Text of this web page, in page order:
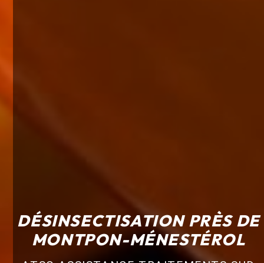
DÉSINSECTISATION PRÈS DE
MONTPON-MÉNESTÉROL